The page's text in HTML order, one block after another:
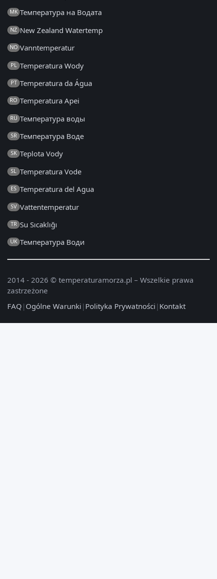
MK Температура на Водата
NZ New Zealand Watertemp
NO Vanntemperatur
PL Temperatura Wody
PT Temperatura da Água
RO Temperatura Apei
RU Температура воды
SR Температура Воде
SK Teplota Vody
SL Temperatura Vode
ES Temperatura del Agua
SV Vattentemperatur
TR Su Sıcaklığı
UK Температура Води
2014 - 2026 © temperaturamorza.pl – Wszelkie prawa
zastrzeżone
FAQ | Ogólne Warunki | Polityka Prywatności | Kontakt